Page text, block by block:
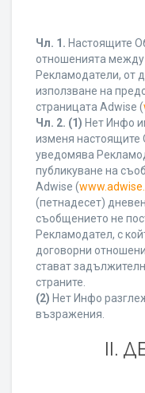
Чл. 1. Настоящите
отношенията между
Рекламодатели, от
използване на
страницата Adwise (
Чл. 2. (1) Нет Инфо
изменя настоящите
уведомява
публикуване на
Adwise (
(петнадесет)
съобщението не
Рекламодател, с
договорни
стават
страните.
(2) Нет Инфо
възражения.
ІІ.